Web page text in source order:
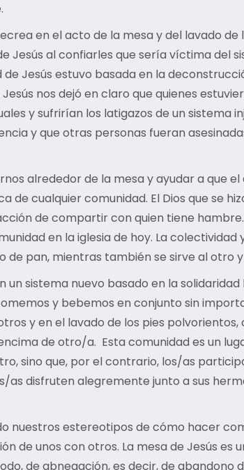
en el acto de la mesa y del lavado
Jesús al confiarles que sería víctima del
Jesús estuvo basada en la
nos dejó en claro que quienes
y sufrirían los latigazos de un sistema
y que otras personas fueran
alrededor de la mesa y ayudar a que
cualquier comunidad. El Dios que se
de compartir con quien tiene
en la iglesia de hoy. La
de pan, mientras también se sirve al otro
sistema nuevo basado en la
y bebemos en conjunto sin
y en el lavado de los pies
de otro/a. Esta comunidad es un
sino que, por el contrario, los/as
as disfruten alegremente junto a sus
nuestros estereotipos de cómo hacer
de unos con otros. La mesa de Jesús
de abnegación, es decir, de